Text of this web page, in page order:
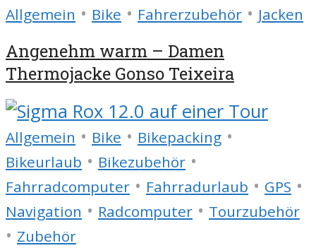
Allgemein • Bike • Fahrerzubehör • Jacken
Angenehm warm – Damen
Thermojacke Gonso Teixeira
Allgemein • Bike • Bikepacking •
Bikeurlaub • Bikezubehör •
Fahrradcomputer • Fahrradurlaub • GPS •
Navigation • Radcomputer • Tourzubehör
• Zubehör